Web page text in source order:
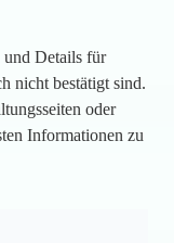
und Details für
nicht bestätigt sind.
oder
Informationen zu